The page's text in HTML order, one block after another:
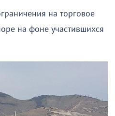
на торговое
на фоне участившихся